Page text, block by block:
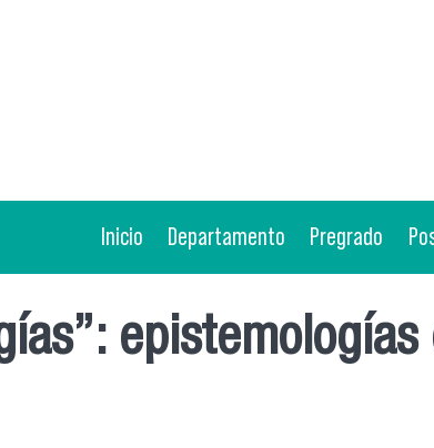
Inicio Departamento Pregrado